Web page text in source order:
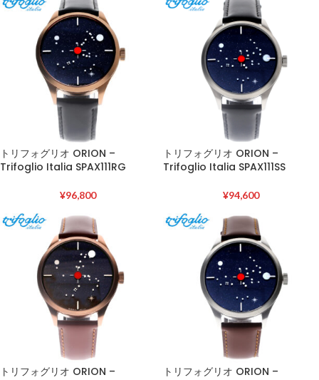
トリフォグリオ ORION –
Trifoglio Italia SPAX111RG
¥96,800
トリフォグリオ ORION –
Trifoglio Italia SPAX111SS
¥94,600
トリフォグリオ ORION –
トリフォグリオ ORION –